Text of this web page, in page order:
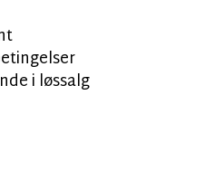
i løssalg